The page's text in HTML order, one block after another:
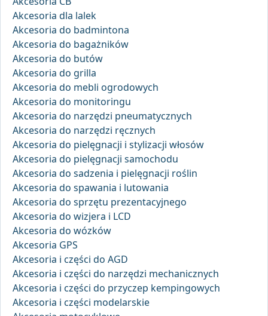
Akcesoria dla lalek
Akcesoria do badmintona
Akcesoria do bagażników
Akcesoria do butów
Akcesoria do grilla
Akcesoria do mebli ogrodowych
Akcesoria do monitoringu
Akcesoria do narzędzi pneumatycznych
Akcesoria do narzędzi ręcznych
Akcesoria do pielęgnacji i stylizacji włosów
Akcesoria do pielęgnacji samochodu
Akcesoria do sadzenia i pielęgnacji roślin
Akcesoria do spawania i lutowania
Akcesoria do sprzętu prezentacyjnego
Akcesoria do wizjera i LCD
Akcesoria do wózków
Akcesoria GPS
Akcesoria i części do AGD
Akcesoria i części do narzędzi mechanicznych
Akcesoria i części do przyczep kempingowych
Akcesoria i części modelarskie